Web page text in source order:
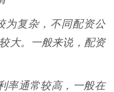
为复杂，不同配资公
大。一般来说，配资
率通常较高，一般在